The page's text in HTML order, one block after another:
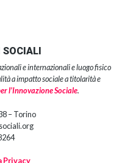
e internazionali e luogo fisico
a impatto sociale a titolarità e
l’Innovazione Sociale.
– Torino
Privacy